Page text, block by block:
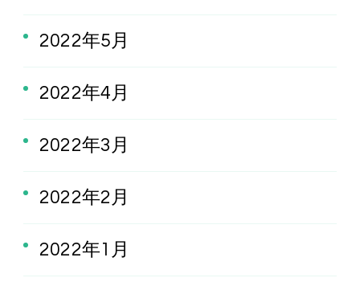
2022年5月
2022年4月
2022年3月
2022年2月
2022年1月